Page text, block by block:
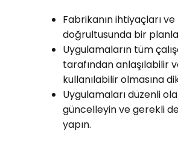
Fabrikanın ihtiyaçları
doğrultusunda bir
Uygulamaların tüm
tarafından anlaşılabilir
kullanılabilir olmasına
Uygulamaları düzenli
güncelleyin ve gerekli
yapın.